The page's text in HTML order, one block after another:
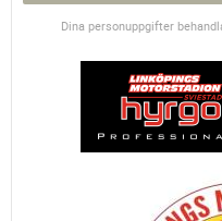
Dina personuppgifter